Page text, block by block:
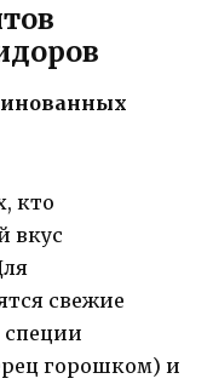
кто
вкус
свежие
специи
горошком) и